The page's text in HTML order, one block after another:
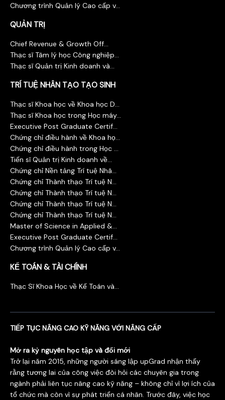
Chương trình Quản lý Cao cấp v...
QUẢN TRỊ
Chief Revenue & Growth Off...
Thạc sĩ Tâm lý học Công nghiệp...
Thạc sĩ Quản trị Kinh doanh và...
TRÍ TUỆ NHÂN TẠO TẠO SINH
Thạc sĩ Khoa học về Khoa học D...
Thạc sĩ Khoa học trong Học máy...
Executive Post Graduate Certif...
Chứng chỉ điều hành về Khoa họ...
Chứng chỉ điều hành trong Học ...
Tiến sĩ Quản trị Kinh doanh về...
Chứng chỉ Nền tảng Trí tuệ Nhâ...
Chứng chỉ Thành thạo Trí tuệ N...
Chứng chỉ Thành thạo Trí tuệ N...
Chứng chỉ Thành thạo Trí tuệ N...
Chứng chỉ Thành thạo Trí tuệ N...
Master of Science in Applied &...
Executive Post Graduate Certif...
Chương trình Quản lý Cao cấp v...
KẾ TOÁN & TÀI CHÍNH
Thạc Sĩ Khoa Học về Kế Toán và...
TIẾP TỤC NÂNG CAO KỸ NĂNG VỚI NÂNG CẤP
Mở ra kỷ nguyên học tập và đổi mới
Trở lại năm 2015, những người sáng lập upGrad nhận thấy
rằng tương lai của công việc đòi hỏi các chuyên gia trong
ngành phải liên tục nâng cao kỹ năng – không chỉ vì lợi ích của
tổ chức mà còn vì sự phát triển cá nhân. Trước đây, việc học